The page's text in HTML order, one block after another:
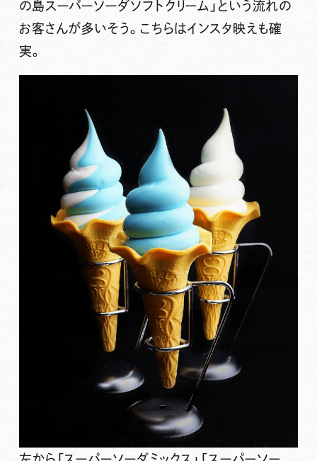
の島スーパーソーダソフトクリーム」 という流れの
お客さんが多いそう。こちらはインスタ映えも確
実。